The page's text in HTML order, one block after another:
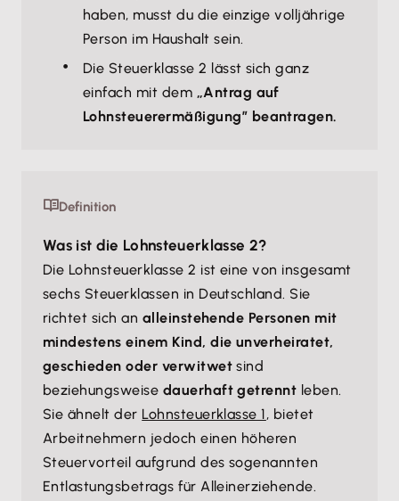
haben, musst du die einzige volljährige
Person im Haushalt sein.
Die Steuerklasse 2 lässt sich ganz
einfach mit dem „Antrag auf
Lohnsteuerermäßigung” beantragen.
Definition
Was ist die Lohnsteuerklasse 2?
Die Lohnsteuerklasse 2 ist eine von insgesamt
sechs Steuerklassen in Deutschland. Sie
richtet sich an alleinstehende Personen mit
mindestens einem Kind, die unverheiratet,
geschieden oder verwitwet sind
beziehungsweise dauerhaft getrennt leben.
Sie ähnelt der Lohnsteuerklasse 1, bietet
Arbeitnehmern jedoch einen höheren
Steuervorteil aufgrund des sogenannten
Entlastungsbetrags für Alleinerziehende.